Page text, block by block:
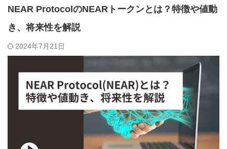
NEAR ProtocolのNEARトークンとは？特徴や値動
き、将来性を解説
2024年7月21日